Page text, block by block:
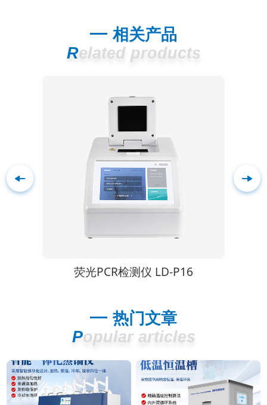
相关产品
Related products
鱼虾病毒检测仪 LD-P16
热门文章
Popular articles